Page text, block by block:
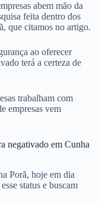
abem mão da
feita dentro dos
que citamos no artigo.
ao oferecer
terá a certeza de
trabalham com
empresas vem
negativado em Cunha
Porã, hoje em dia
status e buscam